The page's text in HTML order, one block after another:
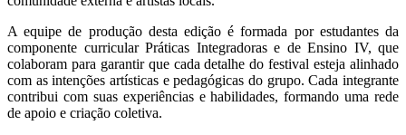
A equipe de produção desta edição é formada por estudantes da
componente curricular Práticas Integradoras e de Ensino IV, que
colaboram para garantir que cada detalhe do festival esteja alinhado
com as intenções artísticas e pedagógicas do grupo. Cada integrante
contribui com suas experiências e habilidades, formando uma rede
de apoio e criação coletiva.